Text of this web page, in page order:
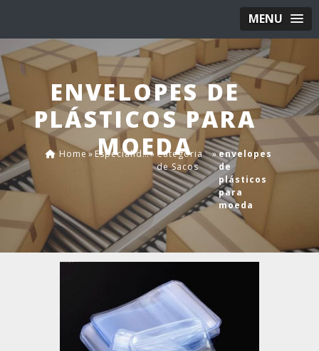
MENU
ENVELOPES DE
PLÁSTICOS PARA
MOEDA
Home» Especialidades» Categoria
de Sacos
»envelopes
de
plásticos
para
moeda